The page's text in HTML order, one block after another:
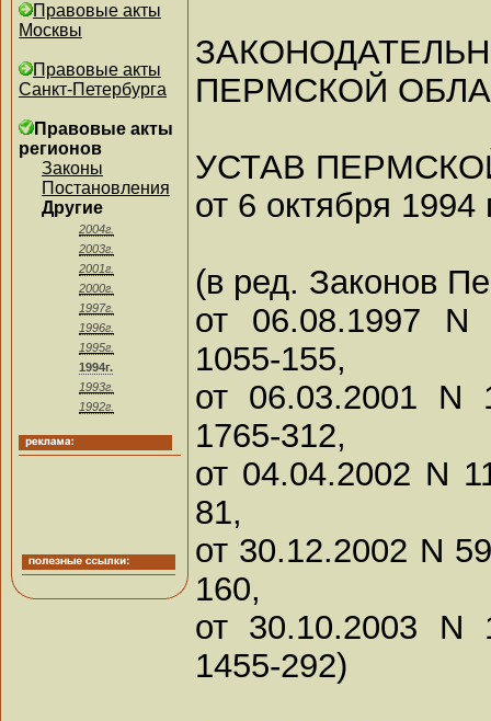
Правовые акты
Москвы
Правовые акты
Санкт-Петербурга
Правовые акты
регионов
Законы
Постановления
Другие
2004г.
2003г.
2001г.
2000г.
1997г.
1996г.
1995г.
1994г.
1993г.
1992г.
ПЕРМСКОЙ
УСТАВ
от 6 октября 1994
(в ред. Законов
от 06.08.1997 N
1055-155,
от 06.03.2001 N
1765-312,
от 04.04.2002 N
81,
от 30.12.2002 N
160,
от 30.10.2003 N
1455-292)